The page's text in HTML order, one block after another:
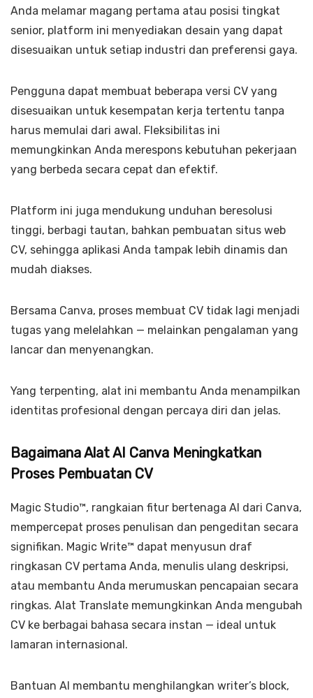
Anda melamar magang pertama atau posisi tingkat
senior, platform ini menyediakan desain yang dapat
disesuaikan untuk setiap industri dan preferensi gaya.
Pengguna dapat membuat beberapa versi CV yang
disesuaikan untuk kesempatan kerja tertentu tanpa
harus memulai dari awal. Fleksibilitas ini
memungkinkan Anda merespons kebutuhan pekerjaan
yang berbeda secara cepat dan efektif.
Platform ini juga mendukung unduhan beresolusi
tinggi, berbagi tautan, bahkan pembuatan situs web
CV, sehingga aplikasi Anda tampak lebih dinamis dan
mudah diakses.
Bersama Canva, proses membuat CV tidak lagi menjadi
tugas yang melelahkan — melainkan pengalaman yang
lancar dan menyenangkan.
Yang terpenting, alat ini membantu Anda menampilkan
identitas profesional dengan percaya diri dan jelas.
Bagaimana Alat AI Canva Meningkatkan
Proses Pembuatan CV
Magic Studio™, rangkaian fitur bertenaga AI dari Canva,
mempercepat proses penulisan dan pengeditan secara
signifikan. Magic Write™ dapat menyusun draf
ringkasan CV pertama Anda, menulis ulang deskripsi,
atau membantu Anda merumuskan pencapaian secara
ringkas. Alat Translate memungkinkan Anda mengubah
CV ke berbagai bahasa secara instan — ideal untuk
lamaran internasional.
Bantuan AI membantu menghilangkan writer’s block,